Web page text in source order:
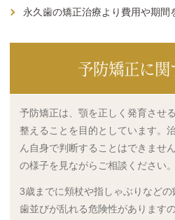
永久歯の矯正治療より費用や期間
予防矯正に
予防矯正は、顎を正しく発育させ
整えることを目的としています。
ん自身で判断することはできませ
の様子を見ながらご相談ください。
3歳までに頬杖や指しゃぶりなどの
歯並びが乱れる危険性があります